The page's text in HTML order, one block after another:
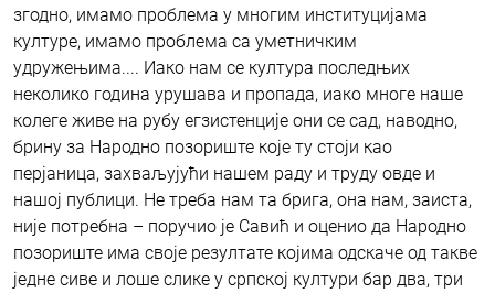
згодно, имамо проблема у многим институцијама
културе, имамо проблема са уметничким
удружењима.... Иако нам се култура последњих
неколико година урушава и пропада, иако многе наше
колеге живе на рубу егзистенције они се сад, наводно,
брину за Народно позориште које ту стоји као
перјаница, захваљујући нашем раду и труду овде и
нашој публици. Не треба нам та брига, она нам, заиста,
није потребна – поручио је Савић и оценио да Народно
позориште има своје резултате којима одскаче од такве
једне сиве и лоше слике у српској култури бар два, три